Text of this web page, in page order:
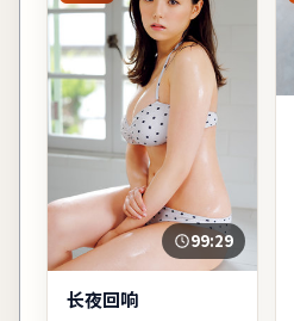
99:29
长夜回响